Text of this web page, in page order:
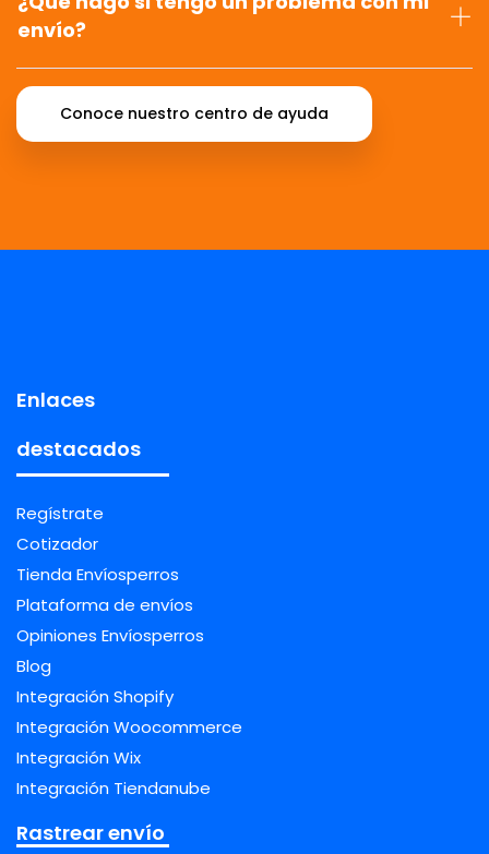
envío?
Conoce nuestro centro de ayuda
Enlaces
destacados
Regístrate
Cotizador
Tienda Envíosperros
Plataforma de envíos
Opiniones Envíosperros
Blog
Integración Shopify
Integración Woocommerce
Integración Wix
Integración Tiendanube
Rastrear envío